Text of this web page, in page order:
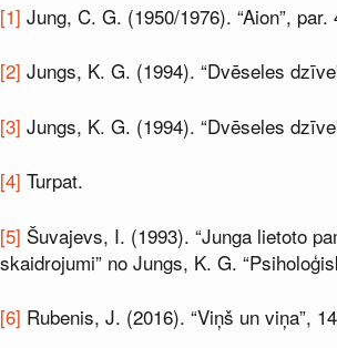
[1] Jung, C. G. (1950/1976). “Aion”,
[2] Jungs, K. G. (1994). “Dvēseles
[3] Jungs, K. G. (1994). “Dvēseles
[4] Turpat.
[5] Šuvajevs, I. (1993). “Junga lietoto
skaidrojumi” no Jungs, K. G.
[6] Rubenis, J. (2016). “Viņš un viņa”,